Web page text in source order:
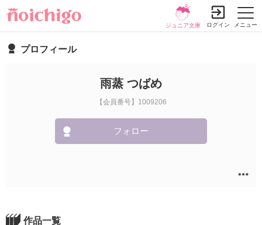
メニュー
ジュニア文庫 ログイン
プロフィール
雨蒸 つばめ
【会員番号】1009206
フォロー
作品一覧